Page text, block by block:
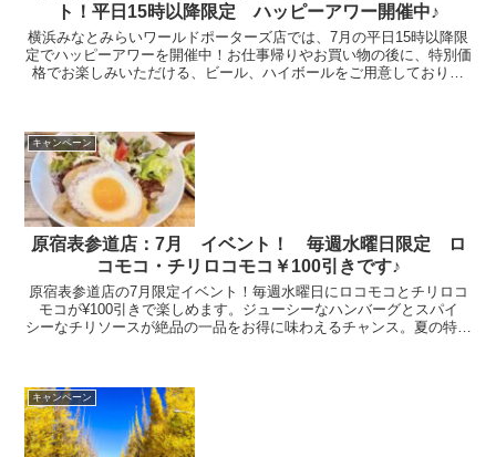
ト！平日15時以降限定 ハッピーアワー開催中♪
横浜みなとみらいワールドポーターズ店では、7月の平日15時以降限
定でハッピーアワーを開催中！お仕事帰りやお買い物の後に、特別価
格でお楽しみいただける、ビール、ハイボールをご用意しておりま
キャンペーン
原宿表参道店：7月 イベント！ 毎週水曜日限定 ロ
コモコ・チリロコモコ￥100引きです♪
原宿表参道店の7月限定イベント！毎週水曜日にロコモコとチリロコ
モコが¥100引きで楽しめます。ジューシーなハンバーグとスパイ
シーなチリソースが絶品の一品をお得に味わえるチャンス。夏の特別
キャンペーン